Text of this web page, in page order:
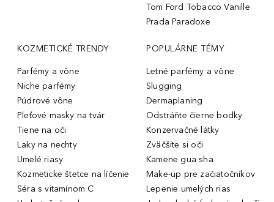
Tom Ford Tobacco Vanille
Prada Paradoxe
KOZMETICKÉ TRENDY
Parfémy a vône
Niche parfémy
Púdrové vône
Pleťové masky na tvár
Tiene na oči
Laky na nechty
Umelé riasy
Kozmeticke štetce na líčenie
Séra s vitamínom C
POPULÁRNE TÉMY
Letné parfémy a vône
Slugging
Dermaplaning
Odstráňte čierne bodky
Konzervačné látky
Zväčšite si oči
Kamene gua sha
Make-up pre začiatočníkov
Lepenie umelých rias